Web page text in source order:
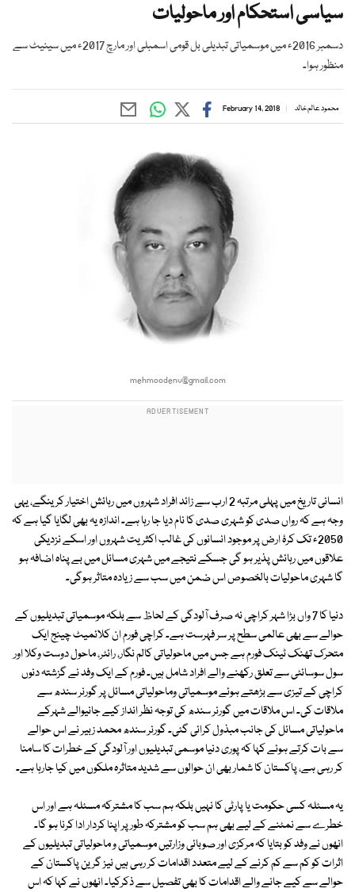
سیاسی استحکام اور ماحولیات
دسمبر 2016ء میں موسمیاتی تبدیلی بل قومی اسمبلی اور مارچ 2017ء میں سینیٹ سے
منظور ہوا۔
محمود عالم خالد February 14, 2018
mehmoodenv@gmail.com
انسانی تاریخ میں پہلی مرتبہ 2 ارب سے زائد افراد شہروں میں رہائش اختیار کرینگے، یہی
وجہ ہے کہ رواں صدی کو شہری صدی کا نام دیا جا رہا ہے۔ اندازہ یہ بھی لگایا گیا ہے کہ
2050ء تک کرۂ ارض پر موجود انسانوں کی غالب اکثریت شہروں اور اسکے نزدیکی
علاقوں میں رہائش پذیر ہو گی جسکے نتیجے میں شہری مسائل میں بے پناہ اضافہ ہو
گا شہری ماحولیات بالخصوص اس ضمن میں سب سے زیادہ متاثر ہوگی۔
دنیا کا 7 واں بڑا شہر کراچی نہ صرف آلودگی کے لحاظ سے بلکہ موسمیاتی تبدیلیوں کے
حوالے سے بھی عالمی سطح پر سر فہرست ہے۔ کراچی فورم ان کلائمیٹ چینج ایک
متحرک تھنک ٹینک فورم ہے جس میں ماحولیاتی کالم نگار، رائٹر، ماحول دوست وکلا اور
سول سوسائٹی سے تعلق رکھنے والے افراد شامل ہیں۔ فورم کے ایک وفد نے گزشتہ دنوں
کراچی کے تیزی سے بڑھتے ہوئے موسمیاتی وماحولیاتی مسائل پر گورنر سندھ سے
ملاقات کی۔ اس ملاقات میں گورنر سندھ کی توجہ نظر انداز کیے جانیوالے شہرکے
ماحولیاتی مسائل کی جانب مبذول کرائی گئی۔ گورنر سندھ محمد زبیر نے اس حوالے
سے بات کرتے ہوئے کہا کہ پوری دنیا موسمی تبدیلیوں اور آلودگی کے خطرات کا سامنا
کر رہی ہے، پاکستان کا شمار بھی ان حوالوں سے شدید متاثرہ ملکوں میں کیا جارہا ہے۔
یہ مسئلہ کسی حکومت یا پارٹی کا نہیں بلکہ ہم سب کا مشترکہ مسئلہ ہے اور اس
خطرے سے نمٹنے کے لیے بھی ہم سب کو مشترکہ طور پر اپنا کردار ادا کرنا ہو گا۔
انھوں نے وفد کو بتایا کہ مرکزی اور صوبائی وزارتیں موسمیاتی و ماحولیاتی تبدیلیوں کے
اثرات کو کم سے کم کرنے کے لیے متعدد اقدامات کر رہی ہیں نیز گرین پاکستان کے
حوالے سے کیے جانے والے اقدامات کا بھی تفصیل سے ذکرکیا۔ انھوں نے کہا کہ اس